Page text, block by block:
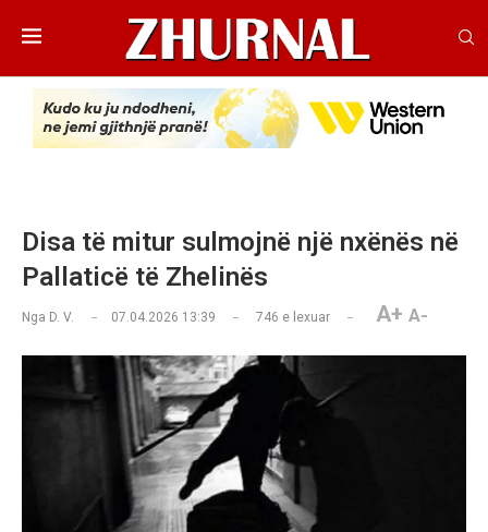
Disa të mitur sulmojnë një nxënës në
Pallaticë të Zhelinës
Nga D. V. 07.04.2026 13:39 746 e lexuar A+ A-